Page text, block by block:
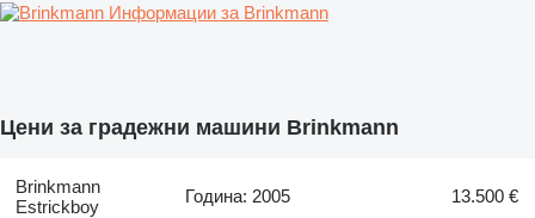
Информации за Brinkmann
Цени за градежни машини Brinkmann
Brinkmann
Estrickboy
Година: 2005 13.500 €